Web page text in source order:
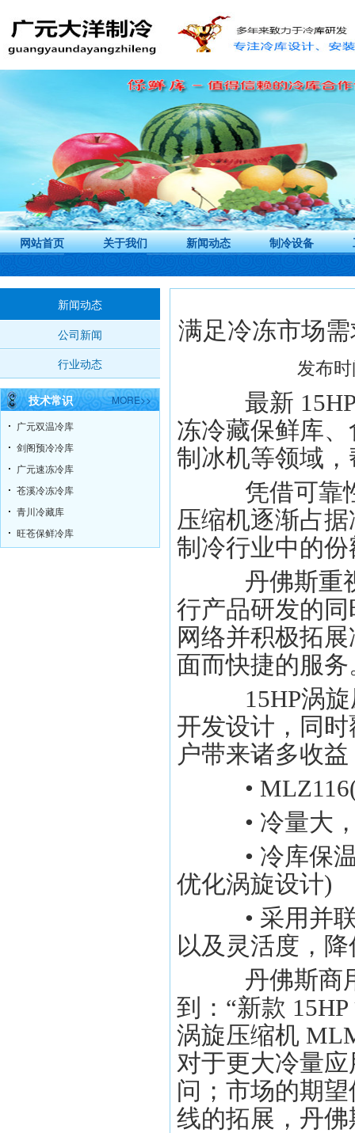
网站首页 关于我们 新闻动态 制冷设备
新闻动态
公司新闻
行业动态
MORE>>
技术常识
广元双温冷库
剑阁预冷冷库
广元速冻冷库
苍溪冷冻冷库
青川冷藏库
旺苍保鲜冷库
满足冷冻市场
发布
最新
冻冷藏保鲜库
制冰机等领域
凭借可靠
压缩机逐渐占
制冷行业中的
丹佛斯重
行产品研发的
网络并积极拓
面而快捷的服务
15HP涡旋
开发设计，同
户带来诸多收益
•
• 冷量大，
• 冷库保温
优化涡旋设计)
• 采用并联
以及灵活度，
丹佛斯商用
到：“新款
涡旋压缩机
对于更大冷量
问；市场的期
线的拓展，丹